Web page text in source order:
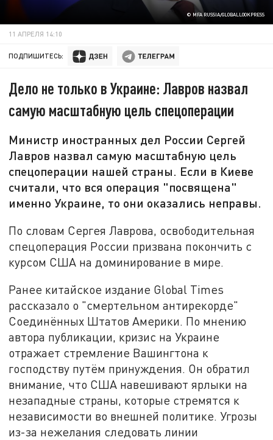
© MFA RUSSIA/GLOBALLOOKPRESS
11 АПРЕЛЯ 14:10
ПОДПИШИТЕСЬ:
Дело не только в Украине: Лавров назвал
самую масштабную цель спецоперации
Министр иностранных дел России Сергей
Лавров назвал самую масштабную цель
спецоперации нашей страны. Если в Киеве
считали, что вся операция "посвящена"
именно Украине, то они оказались неправы.
По словам Сергея Лаврова, освободительная
спецоперация России призвана покончить с
курсом США на доминирование в мире.
Ранее китайское издание Global Times
рассказало о "смертельном антирекорде"
Соединённых Штатов Америки. По мнению
автора публикации, кризис на Украине
отражает стремление Вашингтона к
господству путём принуждения. Он обратил
внимание, что США навешивают ярлыки на
незападные страны, которые стремятся к
независимости во внешней политике. Угрозы
из-за нежелания следовать линии